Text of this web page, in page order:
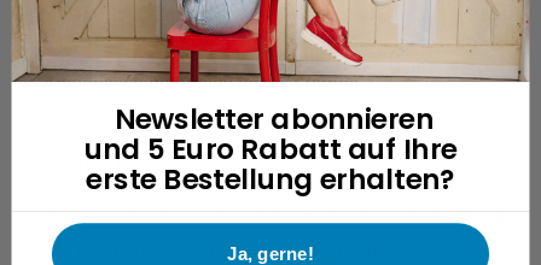
Das Fußbett aus Memory-Foam passt sich dem Fuß an
und ist angenehm weich
Anatomisch geformtes festes Fuβbett
Passform
Geeignet für durchschnittliche Füße. Das Modell Desh
fällt klein aus. Wir empfehlen Ihnen, eine Nummer
Newsletter abonnieren
und 5 Euro Rabatt auf Ihre
erste Bestellung erhalten?
Ja, gerne!